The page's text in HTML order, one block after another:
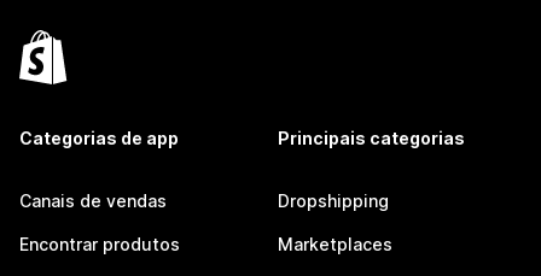
Categorias de app
Canais de vendas
Encontrar produtos
Principais categorias
Dropshipping
Marketplaces